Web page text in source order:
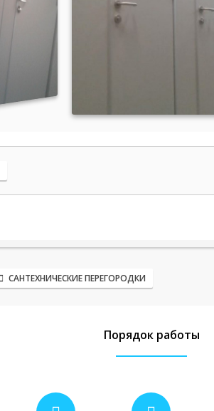
САНТЕХНИЧЕСКИЕ ПЕРЕГОРОДКИ
Порядок работы